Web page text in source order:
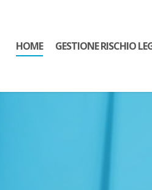
HOME GESTIONE RISCHIO